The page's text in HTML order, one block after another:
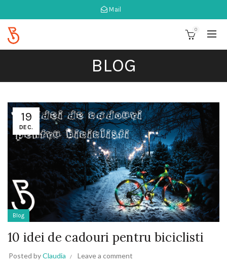
Mail
0
BLOG
19
DEC.
Blog
10 idei de cadouri pentru biciclisti
Posted byClaudia Leave a comment